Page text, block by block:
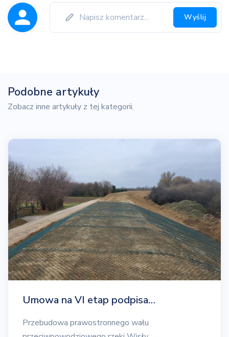
Wyślij
Podobne artykuły
Zobacz inne artykuły z tej kategorii.
Umowa na VI etap podpisa…
Przebudowa prawostronnego wału